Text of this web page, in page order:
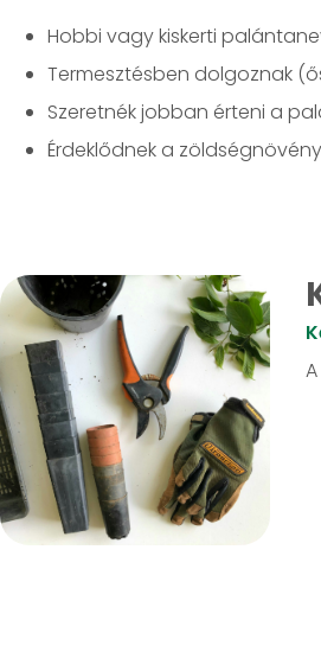
Hobbi vagy kiskerti
Termesztésben dolgoznak
Szeretnék jobban érteni a
Érdeklődnek a